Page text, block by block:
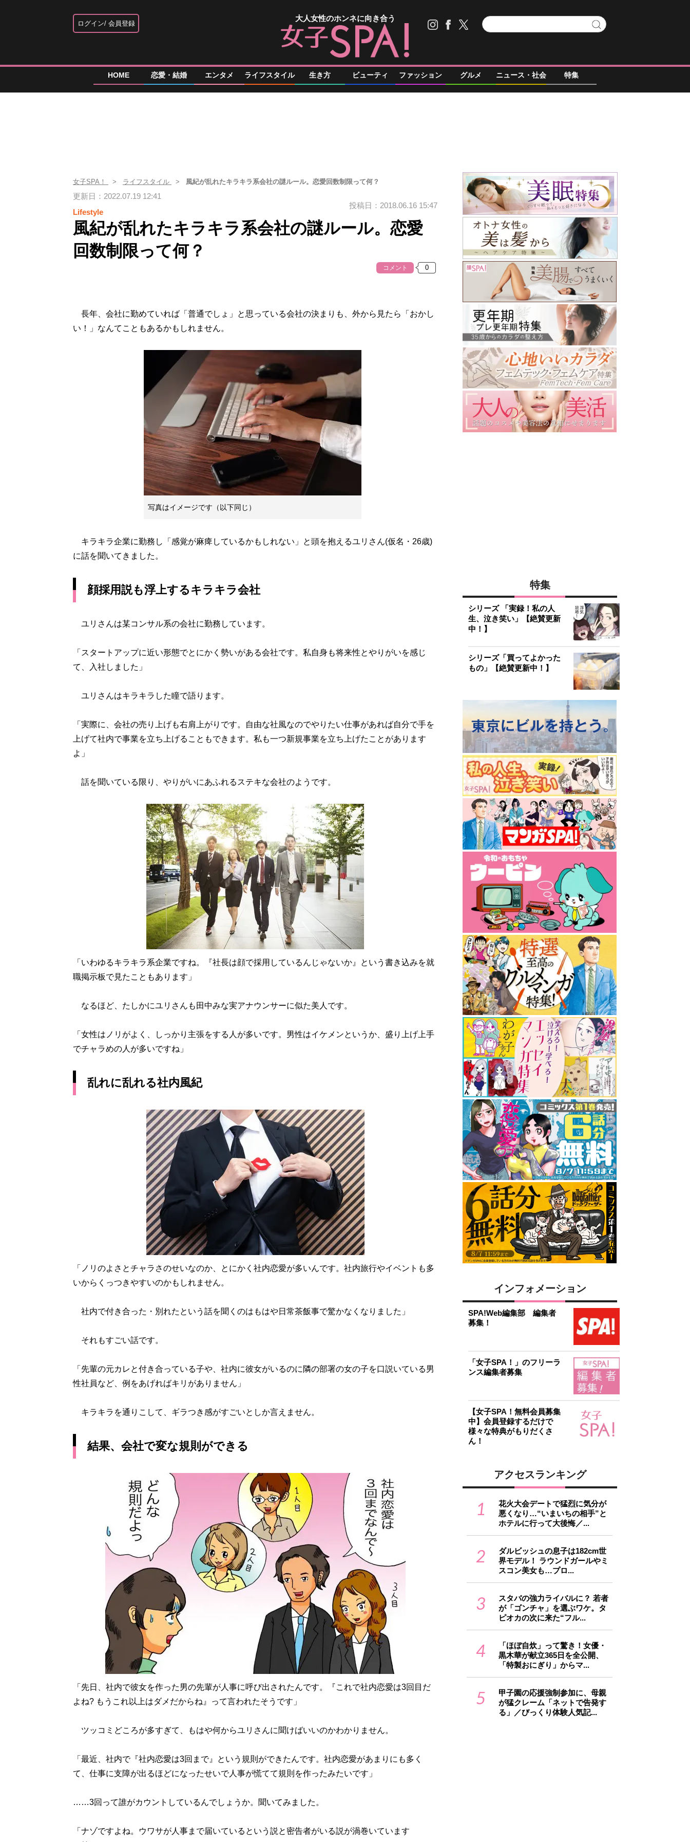
ログイン 会員登録
大人女性のホンネに向き合う
HOME 恋愛・結婚 エンタメ ライフスタイル 生き方 ビューティ ファッション グルメ ニュース・社会 特集
女子SPA！ ライフスタイル 風紀が乱れたキラキラ系会社の謎ルール。恋愛回数制限って何？
更新日：2022.07.19 12:41
Lifestyle
投稿日：2018.06.16 15:47
風紀が乱れたキラキラ系会社の謎ルール。恋愛
回数制限って何？
コメント
長年、会社に勤めていれば「普通でしょ」と思っている会社の決まりも、外から見たら「おかし
い！」なんてこともあるかもしれません。
写真はイメージです（以下同じ）
キラキラ企業に勤務し「感覚が麻痺しているかもしれない」と頭を抱えるユリさん(仮名・26歳)
に話を聞いてきました。
顔採用説も浮上するキラキラ会社
ユリさんは某コンサル系の会社に勤務しています。
「スタートアップに近い形態でとにかく勢いがある会社です。私自身も将来性とやりがいを感じ
て、入社しました」
ユリさんはキラキラした瞳で語ります。
「実際に、会社の売り上げも右肩上がりです。自由な社風なのでやりたい仕事があれば自分で手を
上げて社内で事業を立ち上げることもできます。私も一つ新規事業を立ち上げたことがあります
よ」
話を聞いている限り、やりがいにあふれるステキな会社のようです。
「いわゆるキラキラ系企業ですね。『社長は顔で採用しているんじゃないか』という書き込みを就
職掲示板で見たこともあります」
なるほど、たしかにユリさんも田中みな実アナウンサーに似た美人です。
「女性はノリがよく、しっかり主張をする人が多いです。男性はイケメンというか、盛り上げ上手
でチャラめの人が多いですね」
乱れに乱れる社内風紀
「ノリのよさとチャラさのせいなのか、とにかく社内恋愛が多いんです。社内旅行やイベントも多
いからくっつきやすいのかもしれません。
社内で付き合った・別れたという話を聞くのはもはや日常茶飯事で驚かなくなりました」
それもすごい話です。
「先輩の元カレと付き合っている子や、社内に彼女がいるのに隣の部署の女の子を口説いている男
性社員など、例をあげればキリがありません」
キラキラを通りこして、ギラつき感がすごいとしか言えません。
結果、会社で変な規則ができる
「先日、社内で彼女を作った男の先輩が人事に呼び出されたんです。『これで社内恋愛は3回目だ
よね? もうこれ以上はダメだからね』って言われたそうです」
ツッコミどころが多すぎて、もはや何からユリさんに聞けばいいのかわかりません。
「最近、社内で『社内恋愛は3回まで』という規則ができたんです。社内恋愛があまりにも多く
て、仕事に支障が出るほどになったせいで人事が慌てて規則を作ったみたいです」
……3回って誰がカウントしているんでしょうか。聞いてみました。
「ナゾですよね。ウワサが人事まで届いているという説と密告者がいる説が渦巻いています
特集
シリーズ 「実録！私の人
生、泣き笑い」【絶賛更新
中！】
シリーズ「買ってよかった
もの」【絶賛更新中！】
インフォメーション
SPA!Web編集部 編集者
募集！
「女子SPA！」のフリーラ
ンス編集者募集
【女子SPA！無料会員募集
中】会員登録するだけで
様々な特典がもりだくさ
ん！
アクセスランキング
1
花火大会デートで猛烈に気分が
悪くなり…“いまいちの相手”と
ホテルに行って大後悔／...
2
ダルビッシュの息子は182cm世
界モデル！ ラウンドガールやミ
スコン美女も…プロ...
3
スタバの強力ライバルに？ 若者
が「ゴンチャ」を選ぶワケ。タ
ピオカの次に来た“フル...
4
「ほぼ自炊」って驚き！女優・
黒木華が献立365日を全公開、
「特製おにぎり」からマ...
5
甲子園の応援強制参加に、母親
が猛クレーム「ネットで告発す
る」／びっくり体験人気記...